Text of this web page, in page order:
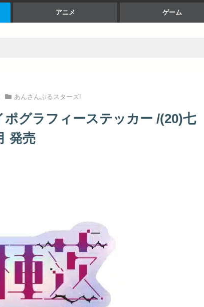
アニメ ゲーム
あんさんぶるスターズ!
グラフィーステッカー /(20)七
発売